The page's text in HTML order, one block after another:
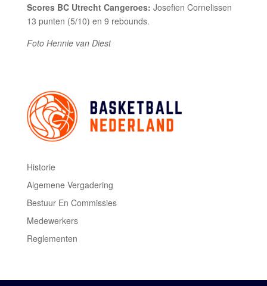
Scores BC Utrecht Cangeroes: Josefien Cornelissen
13 punten (5/10) en 9 rebounds.
Foto Hennie van Diest
Historie
Algemene Vergadering
Bestuur En Commissies
Medewerkers
Reglementen